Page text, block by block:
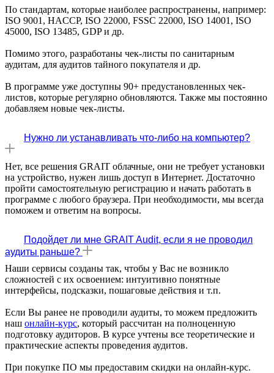
По стандартам, которые наиболее распространены, например:
ISO 9001, HACCP, ISO 22000, FSSC 22000, ISO 14001, ISO
45000, ISO 13485, GDP и др.
Помимо этого, разработаны чек-листы по санитарным
аудитам, для аудитов тайного покупателя и др.
В программе уже доступны 90+ предустановленных чек-
листов, которые регулярно обновляются. Также мы постоянно
добавляем новые чек-листы.
Нужно ли устанавливать что-либо на компьютер?
Нет, все решения GRAIT облачные, они не требует установки
на устройство, нужен лишь доступ в Интернет. Достаточно
пройти самостоятельную регистрацию и начать работать в
программе с любого браузера. При необходимости, мы всегда
поможем и ответим на вопросы.
Подойдет ли мне GRAIT Audit, если я не проводил
аудиты раньше?
Наши сервисы созданы так, чтобы у Вас не возникло
сложностей с их освоением: интуитивно понятные
интерфейсы, подсказки, пошаговые действия и т.п.
Если Вы ранее не проводили аудиты, то можем предложить
наш онлайн-курс, который рассчитан на полноценную
подготовку аудиторов. В курсе учтены все теоретические и
практические аспекты проведения аудитов.
При покупке ПО мы предоставим скидки на онлайн-курс.